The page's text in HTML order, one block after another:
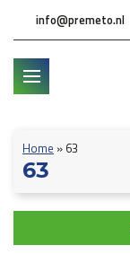
info@premeto.nl
Home » 63
63